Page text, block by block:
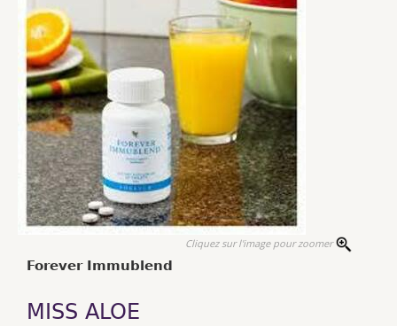
Cliquez sur l'image pour zoomer
Forever Immublend
MISS ALOE